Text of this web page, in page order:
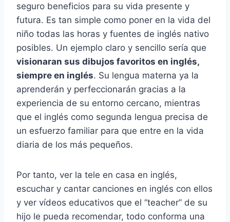
seguro beneficios para su vida presente y
futura. Es tan simple como poner en la vida del
niño todas las horas y fuentes de inglés nativo
posibles. Un ejemplo claro y sencillo sería que
visionaran sus dibujos favoritos en inglés,
siempre en inglés. Su lengua materna ya la
aprenderán y perfeccionarán gracias a la
experiencia de su entorno cercano, mientras
que el inglés como segunda lengua precisa de
un esfuerzo familiar para que entre en la vida
diaria de los más pequeños.
Por tanto, ver la tele en casa en inglés,
escuchar y cantar canciones en inglés con ellos
y ver vídeos educativos que el “teacher” de su
hijo le pueda recomendar, todo conforma una